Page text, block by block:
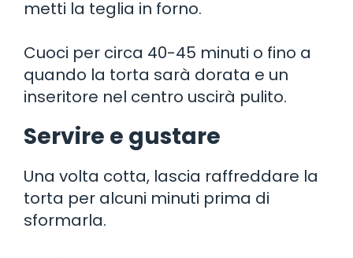
metti la teglia in forno.
Cuoci per circa 40-45 minuti o fino a
quando la torta sarà dorata e un
inseritore nel centro uscirà pulito.
Servire e gustare
Una volta cotta, lascia raffreddare la
torta per alcuni minuti prima di
sformarla.